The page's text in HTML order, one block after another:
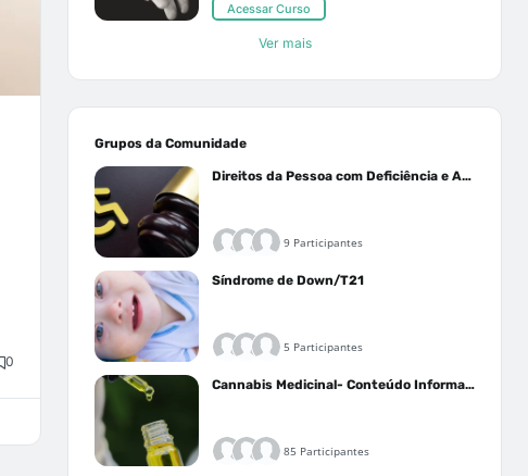
0
Acessar Curso
Ver mais
Grupos da Comunidade
Direitos da Pessoa com Deficiência e Autistas
9 Participantes
Síndrome de Down/T21
5 Participantes
Cannabis Medicinal- Conteúdo Informativo
85 Participantes